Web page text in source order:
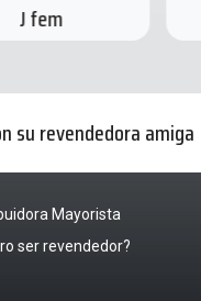
J fem
su revendedora amiga
Mayorista
ser revendedor?